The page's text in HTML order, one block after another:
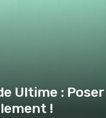
Ultime :
!